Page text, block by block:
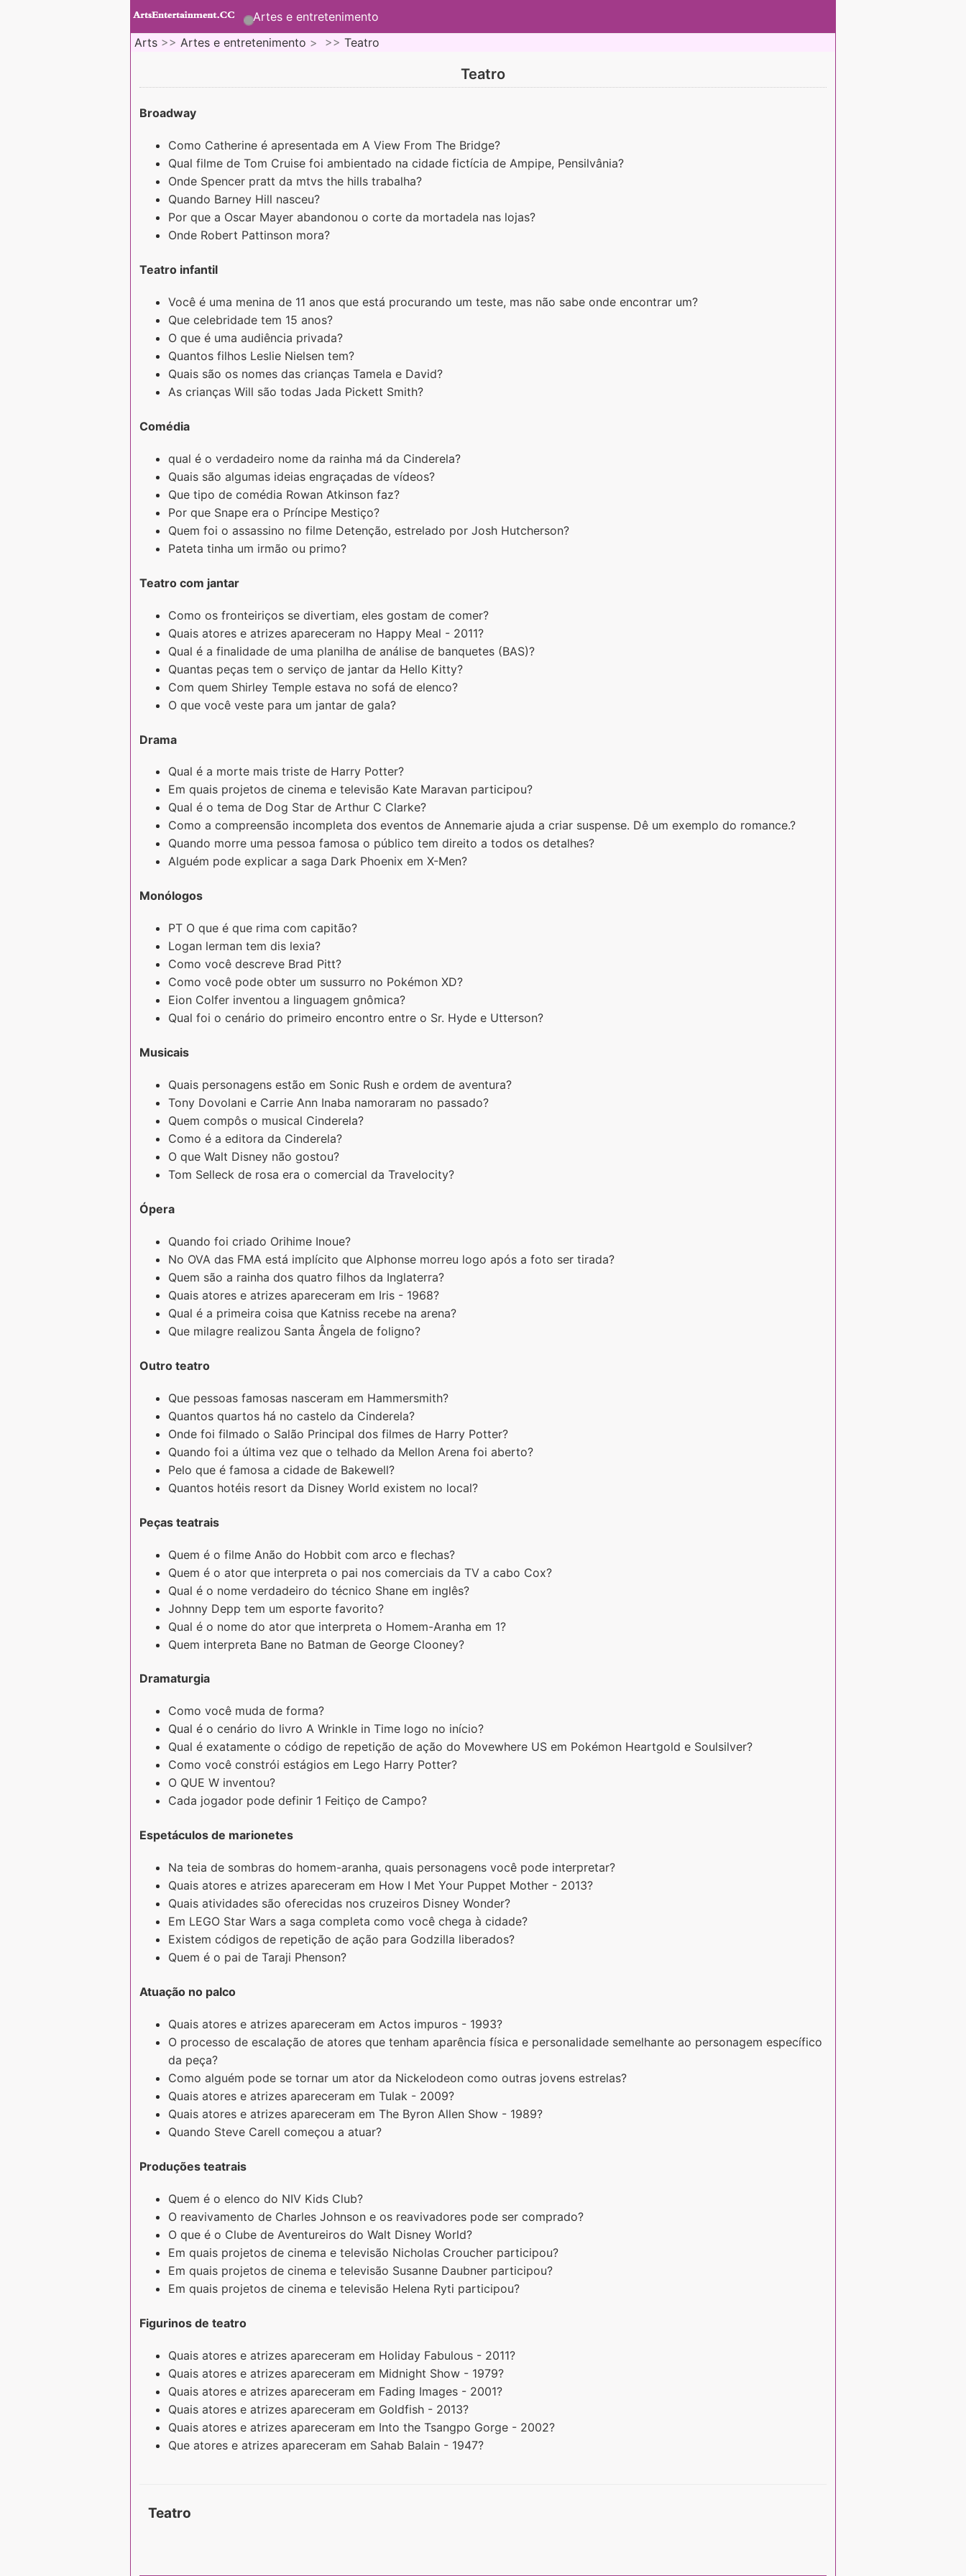
Artes e entretenimento
Arts >> Artes e entretenimento > >> Teatro
Teatro
Broadway
Como Catherine é apresentada em A View From The Bridge?
Qual filme de Tom Cruise foi ambientado na cidade fictícia de Ampipe, Pensilvânia?
Onde Spencer pratt da mtvs the hills trabalha?
Quando Barney Hill nasceu?
Por que a Oscar Mayer abandonou o corte da mortadela nas lojas?
Onde Robert Pattinson mora?
Teatro infantil
Você é uma menina de 11 anos que está procurando um teste, mas não sabe onde encontrar um?
Que celebridade tem 15 anos?
O que é uma audiência privada?
Quantos filhos Leslie Nielsen tem?
Quais são os nomes das crianças Tamela e David?
As crianças Will são todas Jada Pickett Smith?
Comédia
qual é o verdadeiro nome da rainha má da Cinderela?
Quais são algumas ideias engraçadas de vídeos?
Que tipo de comédia Rowan Atkinson faz?
Por que Snape era o Príncipe Mestiço?
Quem foi o assassino no filme Detenção, estrelado por Josh Hutcherson?
Pateta tinha um irmão ou primo?
Teatro com jantar
Como os fronteiriços se divertiam, eles gostam de comer?
Quais atores e atrizes apareceram no Happy Meal - 2011?
Qual é a finalidade de uma planilha de análise de banquetes (BAS)?
Quantas peças tem o serviço de jantar da Hello Kitty?
Com quem Shirley Temple estava no sofá de elenco?
O que você veste para um jantar de gala?
Drama
Qual é a morte mais triste de Harry Potter?
Em quais projetos de cinema e televisão Kate Maravan participou?
Qual é o tema de Dog Star de Arthur C Clarke?
Como a compreensão incompleta dos eventos de Annemarie ajuda a criar suspense. Dê um exemplo do romance.?
Quando morre uma pessoa famosa o público tem direito a todos os detalhes?
Alguém pode explicar a saga Dark Phoenix em X-Men?
Monólogos
PT O que é que rima com capitão?
Logan lerman tem dis lexia?
Como você descreve Brad Pitt?
Como você pode obter um sussurro no Pokémon XD?
Eion Colfer inventou a linguagem gnômica?
Qual foi o cenário do primeiro encontro entre o Sr. Hyde e Utterson?
Musicais
Quais personagens estão em Sonic Rush e ordem de aventura?
Tony Dovolani e Carrie Ann Inaba namoraram no passado?
Quem compôs o musical Cinderela?
Como é a editora da Cinderela?
O que Walt Disney não gostou?
Tom Selleck de rosa era o comercial da Travelocity?
Ópera
Quando foi criado Orihime Inoue?
No OVA das FMA está implícito que Alphonse morreu logo após a foto ser tirada?
Quem são a rainha dos quatro filhos da Inglaterra?
Quais atores e atrizes apareceram em Iris - 1968?
Qual é a primeira coisa que Katniss recebe na arena?
Que milagre realizou Santa Ângela de foligno?
Outro teatro
Que pessoas famosas nasceram em Hammersmith?
Quantos quartos há no castelo da Cinderela?
Onde foi filmado o Salão Principal dos filmes de Harry Potter?
Quando foi a última vez que o telhado da Mellon Arena foi aberto?
Pelo que é famosa a cidade de Bakewell?
Quantos hotéis resort da Disney World existem no local?
Peças teatrais
Quem é o filme Anão do Hobbit com arco e flechas?
Quem é o ator que interpreta o pai nos comerciais da TV a cabo Cox?
Qual é o nome verdadeiro do técnico Shane em inglês?
Johnny Depp tem um esporte favorito?
Qual é o nome do ator que interpreta o Homem-Aranha em 1?
Quem interpreta Bane no Batman de George Clooney?
Dramaturgia
Como você muda de forma?
Qual é o cenário do livro A Wrinkle in Time logo no início?
Qual é exatamente o código de repetição de ação do Movewhere US em Pokémon Heartgold e Soulsilver?
Como você constrói estágios em Lego Harry Potter?
O QUE W inventou?
Cada jogador pode definir 1 Feitiço de Campo?
Espetáculos de marionetes
Na teia de sombras do homem-aranha, quais personagens você pode interpretar?
Quais atores e atrizes apareceram em How I Met Your Puppet Mother - 2013?
Quais atividades são oferecidas nos cruzeiros Disney Wonder?
Em LEGO Star Wars a saga completa como você chega à cidade?
Existem códigos de repetição de ação para Godzilla liberados?
Quem é o pai de Taraji Phenson?
Atuação no palco
Quais atores e atrizes apareceram em Actos impuros - 1993?
O processo de escalação de atores que tenham aparência física e personalidade semelhante ao personagem específico
da peça?
Como alguém pode se tornar um ator da Nickelodeon como outras jovens estrelas?
Quais atores e atrizes apareceram em Tulak - 2009?
Quais atores e atrizes apareceram em The Byron Allen Show - 1989?
Quando Steve Carell começou a atuar?
Produções teatrais
Quem é o elenco do NIV Kids Club?
O reavivamento de Charles Johnson e os reavivadores pode ser comprado?
O que é o Clube de Aventureiros do Walt Disney World?
Em quais projetos de cinema e televisão Nicholas Croucher participou?
Em quais projetos de cinema e televisão Susanne Daubner participou?
Em quais projetos de cinema e televisão Helena Ryti participou?
Figurinos de teatro
Quais atores e atrizes apareceram em Holiday Fabulous - 2011?
Quais atores e atrizes apareceram em Midnight Show - 1979?
Quais atores e atrizes apareceram em Fading Images - 2001?
Quais atores e atrizes apareceram em Goldfish - 2013?
Quais atores e atrizes apareceram em Into the Tsangpo Gorge - 2002?
Que atores e atrizes apareceram em Sahab Balain - 1947?
Teatro